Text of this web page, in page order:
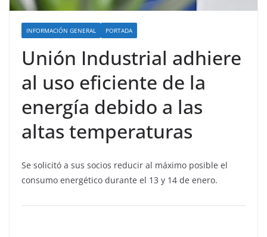
INFORMACIÓN GENERAL PORTADA
Unión Industrial adhiere
al uso eficiente de la
energía debido a las
altas temperaturas
Se solicitó a sus socios reducir al máximo posible el
consumo energético durante el 13 y 14 de enero.